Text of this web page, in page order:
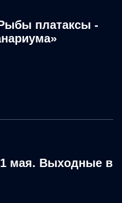
платаксы -
1 мая. Выходные в